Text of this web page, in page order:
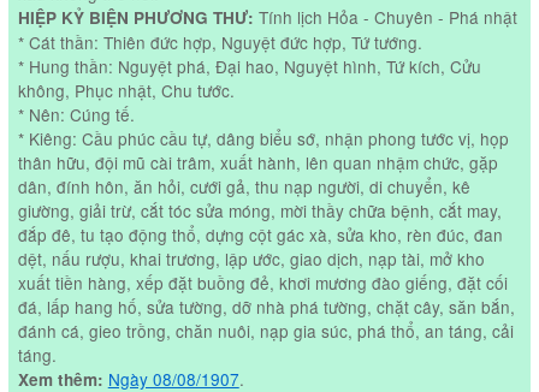
HIỆP KỶ BIỆN PHƯƠNG THƯ: Tính lịch Hỏa - Chuyên - Phá nhật
* Cát thần: Thiên đức hợp, Nguyệt đức hợp, Tứ tướng.
* Hung thần: Nguyệt phá, Đại hao, Nguyệt hình, Tứ kích, Cửu
không, Phục nhật, Chu tước.
* Nên: Cúng tế.
* Kiêng: Cầu phúc cầu tự, dâng biểu sớ, nhận phong tước vị, họp
thân hữu, đội mũ cài trâm, xuất hành, lên quan nhậm chức, gặp
dân, đính hôn, ăn hỏi, cưới gả, thu nạp người, di chuyển, kê
giường, giải trừ, cắt tóc sửa móng, mời thầy chữa bệnh, cắt may,
đắp đê, tu tạo động thổ, dựng cột gác xà, sửa kho, rèn đúc, đan
dệt, nấu rượu, khai trương, lập ước, giao dịch, nạp tài, mở kho
xuất tiền hàng, xếp đặt buồng đẻ, khơi mương đào giếng, đặt cối
đá, lấp hang hố, sửa tường, dỡ nhà phá tường, chặt cây, săn bắn,
đánh cá, gieo trồng, chăn nuôi, nạp gia súc, phá thổ, an táng, cải
táng.
Xem thêm: Ngày 08/08/1907.